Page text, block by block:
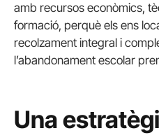
amb recursos econòmics,
formació, perquè els ens
recolzament integral i
l’abandonament escolar
Una